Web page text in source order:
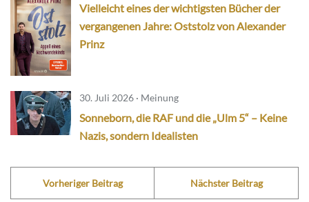
Vielleicht eines der wichtigsten Bücher der
vergangenen Jahre: Oststolz von Alexander
Prinz
30. Juli 2026 · Meinung
Sonneborn, die RAF und die „Ulm 5“ – Keine
Nazis, sondern Idealisten
Vorheriger Beitrag Nächster Beitrag